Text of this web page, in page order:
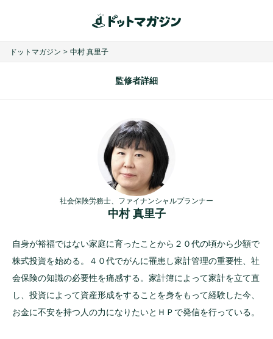
ドットマガジン > 中村 真里子
監修者詳細
社会保険労務士、ファイナンシャルプランナー
中村 真里子
自身が裕福ではない家庭に育ったことから２０代の頃から少額で
株式投資を始める。４０代でがんに罹患し家計管理の重要性、社
会保険の知識の必要性を痛感する。家計簿によって家計を立て直
し、投資によって資産形成をすることを身をもって経験した今、
お金に不安を持つ人の力になりたいとＨＰで発信を行っている。